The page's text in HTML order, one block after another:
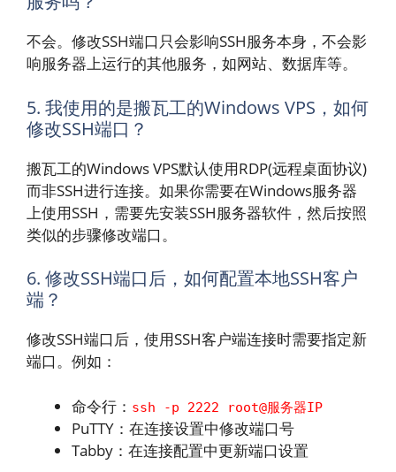
不会。修改SSH端口只会影响SSH服务本身，不会影
响服务器上运行的其他服务，如网站、数据库等。
5. 我使用的是搬瓦工的Windows VPS，如何
修改SSH端口？
搬瓦工的Windows VPS默认使用RDP(远程桌面协议)
而非SSH进行连接。如果你需要在Windows服务器
上使用SSH，需要先安装SSH服务器软件，然后按照
类似的步骤修改端口。
6. 修改SSH端口后，如何配置本地SSH客户
端？
修改SSH端口后，使用SSH客户端连接时需要指定新
端口。例如：
命令行： ssh -p 2222 root@服务器IP
PuTTY：在连接设置中修改端口号
Tabby：在连接配置中更新端口设置